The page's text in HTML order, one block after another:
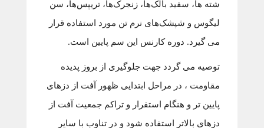
شته ها، سفید بالک‌ها، زنجرک‌ها، تریپس‌ها، سن
لیگوس و شپشک‌های نرم تن مورد استفاده قرار
می گیرد. دوره کارنس این سم پایین است.
توصیه می گردد جهت جلوگیری از بروز پدیده
مقاومت ، در مراحل ابتدایی ظهور آفت از دزهای
پایین تر و هنگام استقرار و تراکم جمعیت آفت از
دزهای بالاتر استفاده شود و در تناوب با سایر